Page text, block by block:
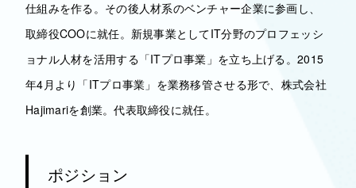
仕組みを作る。その後人材系のベンチャー企業に参画し、
取締役COOに就任。新規事業としてIT分野のプロフェッシ
ョナル人材を活用する「ITプロ事業」を立ち上げる。2015
年4月より「ITプロ事業」を業務移管させる形で、株式会社
Hajimariを創業。代表取締役に就任。
ポジション